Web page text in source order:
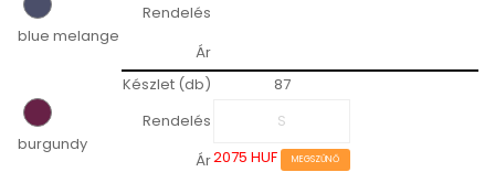
blue melange
Rendelés
Ár
burgundy
Készlet (db)
87
Rendelés
Ár2075 HUF MEGSZŰNŐ